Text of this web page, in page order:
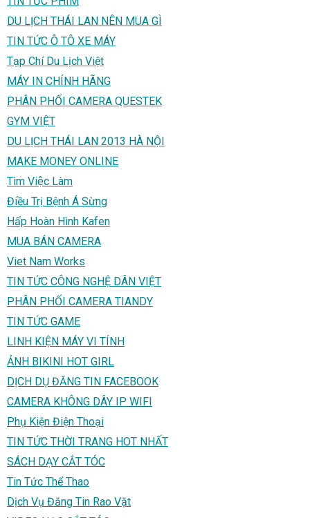
DU LỊCH THÁI LAN NÊN MUA GÌ
TIN TỨC Ô TÔ XE MÁY
Tạp Chí Du Lịch Việt
MÁY IN CHÍNH HÃNG
PHÂN PHỐI CAMERA QUESTEK
GYM VIỆT
DU LỊCH THÁI LAN 2013 HÀ NỘI
MAKE MONEY ONLINE
Tìm Việc Làm
Điều Trị Bệnh Á Sừng
Hấp Hoàn Hình Kafen
MUA BÁN CAMERA
Viet Nam Works
TIN TỨC CÔNG NGHỆ DÂN VIỆT
PHÂN PHỐI CAMERA TIANDY
TIN TỨC GAME
LINH KIỆN MÁY VI TÍNH
ẢNH BIKINI HOT GIRL
DỊCH DỤ ĐĂNG TIN FACEBOOK
CAMERA KHÔNG DÂY IP WIFI
Phụ Kiện Điện Thoại
TIN TỨC THỜI TRANG HOT NHẤT
SÁCH DẠY CẮT TÓC
Tin Tức Thể Thao
Dịch Vụ Đăng Tin Rao Vặt